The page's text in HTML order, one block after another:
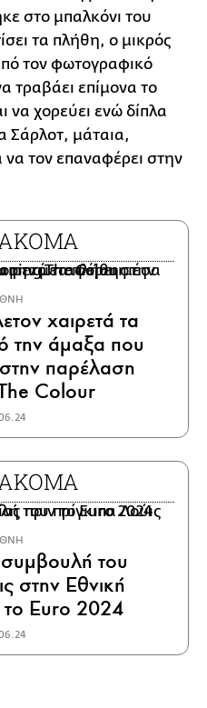
στο μπαλκόνι του
τα πλήθη, ο μικρός
τον φωτογραφικό
τραβάει επίμονα το
να χορεύει ενώ δίπλα
Σάρλοτ, μάταια,
να τον επαναφέρει στην
ΑΚΟΜΑ
χαιρετά τα
την άμαξα που
παρέλαση
Colour
ΑΚΟΜΑ
του
στην Εθνική
το Euro 2024